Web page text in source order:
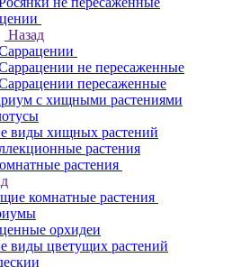
Назад
не пересаженные
пересаженные
с хищными растениями
виды хищных растений
растения
растения
комнатные растения
орхидеи
виды цветущих растений